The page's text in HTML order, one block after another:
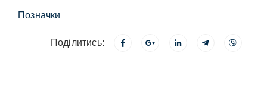
Позначки
Поділитись: